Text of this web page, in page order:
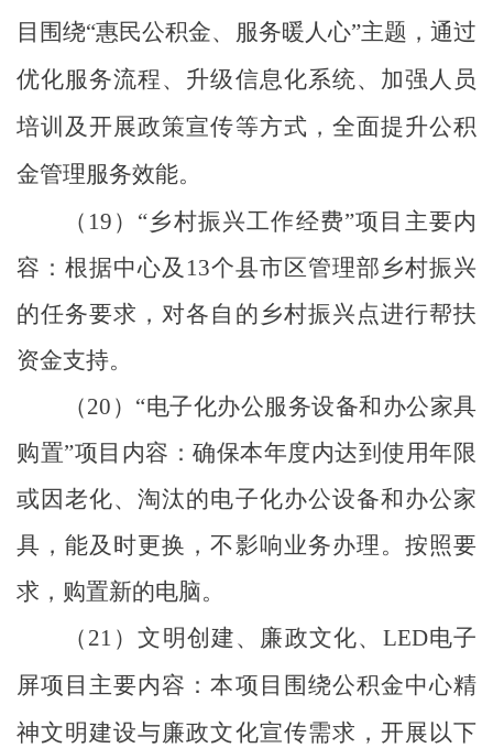
目围绕“惠民公积金、服务暖人心”主题，通过
优化服务流程、升级信息化系统、加强人员
培训及开展政策宣传等方式，全面提升公积
金管理服务效能。
（ 19 ） “乡村振兴工作经费”项目主要内
容：根据中心及 13个县市区管理部乡村振兴
的任务要求，对各自的乡村振兴点进行帮扶
资金支持。
（20 ） “电子化办公服务设备和办公家具
购置”项目内容：确保本年度内达到使用年限
或因老化、淘汰的电子化办公设备和办公家
具，能及时更换，不影响业务办理。按照要
求，购置新的电脑。
（ 21 ）文明创建、廉政文化、 LED电子
屏项目主要内容：本项目围绕公积金中心精
神文明建设与廉政文化宣传需求，开展以下